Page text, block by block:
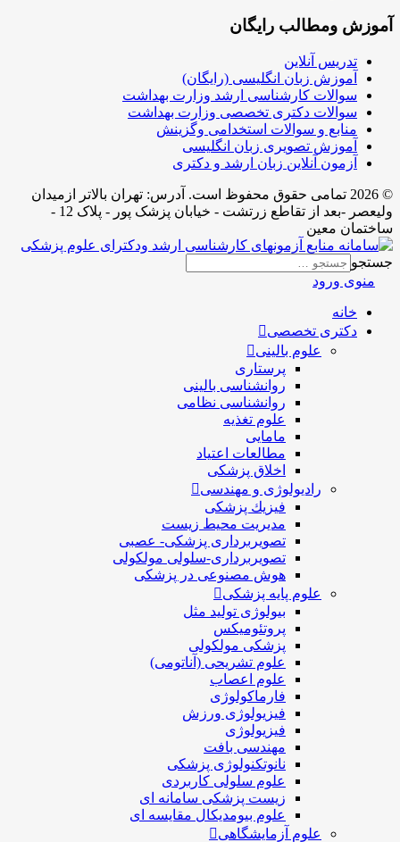
رایگان
آنلاین
زبان انگلیسی (رایگان)
کارشناسی ارشد وزارت بهداشت
دکتری تخصصی وزارت بهداشت
و سوالات استخدامی وگزینش
تصویری زبان انگلیسی
آنلاین زبان ارشد و دکتری
2026 تمامی حقوق محفوظ است. آدرس:‌ تهران بالاتر ازمیدان
ولیعصر -بعد از تقاطع زرتشت - خیابان پزشک پور - پلاک 12 -
معین
تخصصی
علوم بالینی
پرستاری
روانشناسی بالینی
روانشناسی نظامی
علوم تغذیه
مطالعات اعتیاد
اخلاق پزشکی
رادیولوژی و مهندسی
فيزيك پزشکی
مدیریت محیط زیست
تصویربرداری پزشکی- عصبی
تصویربرداری-سلولی مولکولی
هوش مصنوعی در پزشکی
علوم پایه پزشکی
بیولوژی تولید مثل
پروتئومیکس
پزشکی مولکولی
علوم تشریحی (آناتومی)
علوم اعصاب
فارماکولوژی
فیزیولوژی ورزش
فیزیولوژی
مهندسی بافت
نانوتکنولوژی پزشکی
علوم سلولی کاربردی
زیست پزشکی سامانه ای
علوم بیومدیکال مقایسه ای
علوم آزمایشگاهی